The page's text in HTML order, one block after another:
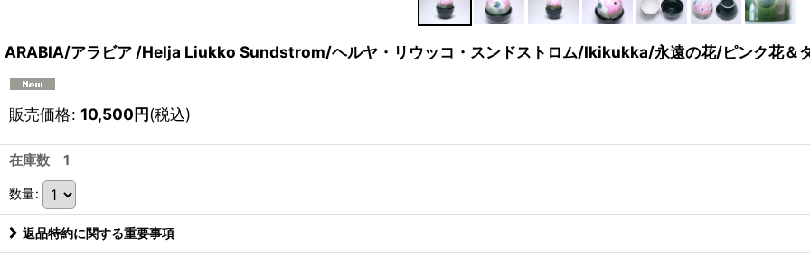
ARABIA/アラビア /Helja Liukko Sundstrom/ヘルヤ・リウッコ・スンドストロム/Ikikukka/永遠の花/ピンク花＆
販売価格: 10,500円(税込)
在庫数 1
数量:
返品特約に関する重要事項